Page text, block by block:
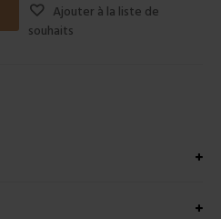
Ajouter à la liste de
souhaits